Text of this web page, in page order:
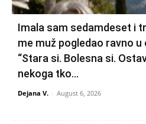
Imala sam sedamdeset i
me muž pogledao ravno u
“Stara si. Bolesna si.
nekoga tko...
Dejana V. - August 6, 2026